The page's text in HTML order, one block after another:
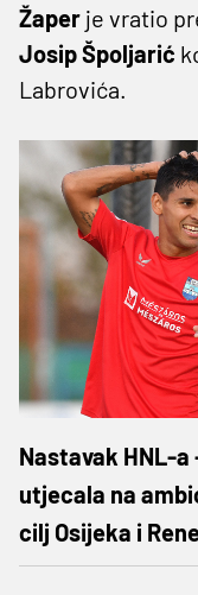
Žaper je vratio
JosipŠpoljarić
Labrovića.
Nastavak HNL-a
utjecala na
cilj Osijeka i